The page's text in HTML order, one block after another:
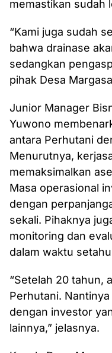
memastikan sudah
“Kami juga sudah
bahwa drainase
sedangkan
pihak Desa
Junior Manager
Yuwono
antara Perhutani
Menurutnya,
memaksimalkan
Masa operasional
dengan
sekali. Pihaknya
monitoring dan
dalam waktu
“Setelah 20 tahun,
Perhutani.
dengan investor
lainnya,” jelasnya.